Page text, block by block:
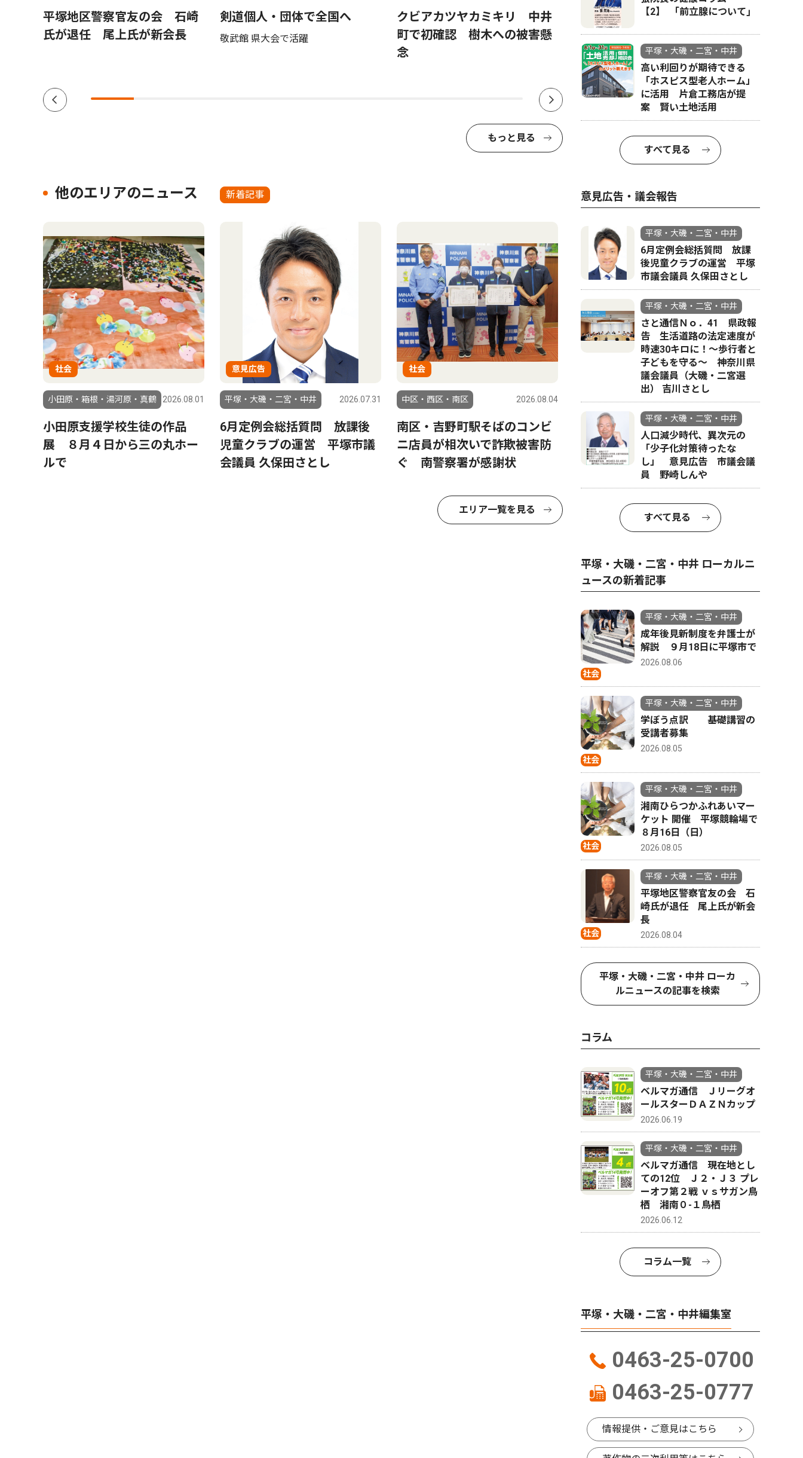
平塚地区警察官友の会 石崎
氏が退任 尾上氏が新会長
剣道個人・団体で全国へ
敬武館 県大会で活躍
クビアカツヤカミキリ 中井
町で初確認 樹木への被害懸
念
金目中・花待さん土沢中・荻
野さん 全国・関東で活躍誓
う 1500ｍと100ｍに出場
挙 現職
もっと見る
他のエリアのニュース 新着記事
社会
小田原・箱根・湯河原・真鶴 2026.08.01
小田原支援学校生徒の作品
展 ８月４日から三の丸ホー
ルで
意見広告
平塚・大磯・二宮・中井 2026.07.31
6月定例会総括質問 放課後
児童クラブの運営 平塚市議
会議員 久保田さとし
社会
中区・西区・南区 2026.08.04
南区・吉野町駅そばのコンビ
ニ店員が相次いで詐欺被害防
ぐ 南警察署が感謝状
エリア一覧を見る
【2】 ｢前立腺について｣
平塚・大磯・二宮・中井
高い利回りが期待できる
「ホスピス型老人ホーム」
に活用 片倉工務店が提
案 賢い土地活用
すべて見る
意見広告・議会報告
平塚・大磯・二宮・中井
6月定例会総括質問 放課
後児童クラブの運営 平塚
市議会議員 久保田さとし
平塚・大磯・二宮・中井
さと通信Ｎｏ．41 県政報
告 生活道路の法定速度が
時速30キロに！〜歩行者と
子どもを守る〜 神奈川県
議会議員（大磯・二宮選
出） 吉川さとし
平塚・大磯・二宮・中井
人口減少時代、異次元の
「少子化対策待ったな
し」 意見広告 市議会議
員 野崎しんや
すべて見る
平塚・大磯・二宮・中井 ローカルニ
ュースの新着記事
社会
平塚・大磯・二宮・中井
成年後見新制度を弁護士が
解説 ９月18日に平塚市で
2026.08.06
社会
平塚・大磯・二宮・中井
学ぼう点訳 基礎講習の
受講者募集
2026.08.05
社会
平塚・大磯・二宮・中井
湘南ひらつかふれあいマー
ケット 開催 平塚競輪場で
８月16日（日）
2026.08.05
社会
平塚・大磯・二宮・中井
平塚地区警察官友の会 石
崎氏が退任 尾上氏が新会
長
2026.08.04
平塚・大磯・二宮・中井 ローカ
ルニュースの記事を検索
コラム
平塚・大磯・二宮・中井
ベルマガ通信 Ｊリーグオ
ールスターＤＡＺＮカップ
2026.06.19
平塚・大磯・二宮・中井
ベルマガ通信 現在地とし
ての12位 Ｊ２・Ｊ３ プレ
ーオフ第２戦 ｖｓサガン鳥
栖 湘南０-１鳥栖
2026.06.12
コラム一覧
平塚・大磯・二宮・中井編集室
0463-25-0700
0463-25-0777
情報提供・ご意見はこちら